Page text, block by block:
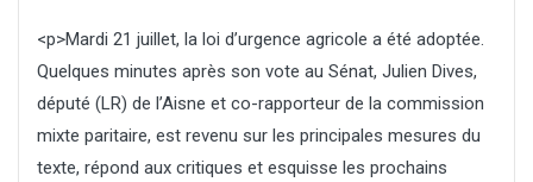
<p>Mardi 21 juillet, la loi d’urgence agricole a été adoptée.
Quelques minutes après son vote au Sénat, Julien Dives,
député (LR) de l’Aisne et co-rapporteur de la commission
mixte paritaire, est revenu sur les principales mesures du
texte, répond aux critiques et esquisse les prochains